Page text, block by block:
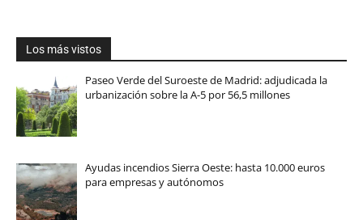
Los más vistos
Paseo Verde del Suroeste de Madrid: adjudicada la
urbanización sobre la A-5 por 56,5 millones
Ayudas incendios Sierra Oeste: hasta 10.000 euros
para empresas y autónomos